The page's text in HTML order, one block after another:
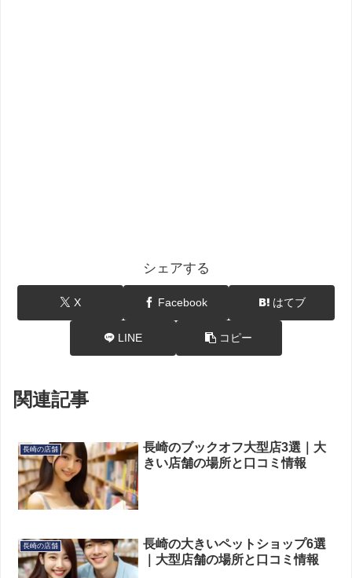
シェアする
X Facebook はてブ
LINE コピー
関連記事
長崎の店舗
長崎のブックオフ大型店3選｜大
きい店舗の場所と口コミ情報
長崎の店舗
長崎の大きいペットショップ6選
｜大型店舗の場所と口コミ情報